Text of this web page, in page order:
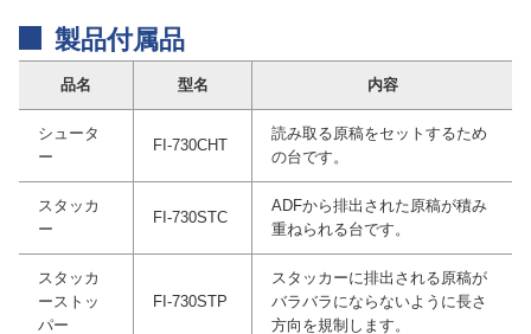
製品付属品
品名 型名 内容
シュータ
ー
FI-730CHT
読み取る原稿をセットするため
の台です。
スタッカ
ー
FI-730STC
ADFから排出された原稿が積み
重ねられる台です。
スタッカ
ーストッ
パー
FI-730STP
スタッカーに排出される原稿が
バラバラにならないように長さ
方向を規制します。